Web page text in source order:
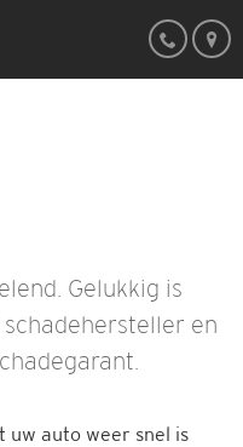
Gelukkig is
en
uw auto weer snel is